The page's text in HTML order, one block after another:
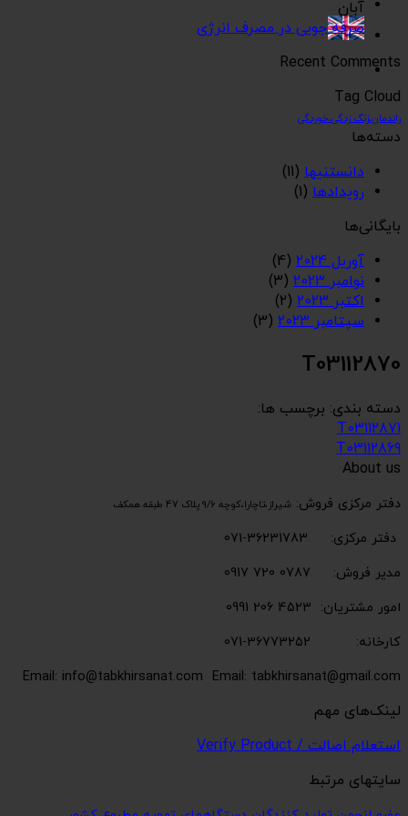
آبان
صرفه جویی در مصرف انرژی
Recent Comments
Tag Cloud
راندمان،زنگ زدگی،خوردگی
دسته‌ها
دانستنیها (11)
رویدادها (1)
بایگانی‌ها
آوریل 2024
(4)
نوامبر 2023
(3)
اکتبر 2023
(2)
سپتامبر 2023
(3)
T03112870
دسته بندی: برچسب ها:
T03112871
T03112869
About us
دفتر مرکزی فروش: شیراز،تاچارا،کوچه 9/6 پلاک 47 طبقه همکف
دفتر مرکزی: 36231783-071
مدیر فروش: 0787 720 0917
امور مشتریان: 4523 206 0991
کارخانه: 36773252-071
Email: info@tabkhirsanat.com Email: tabkhirsanat@gmail.com
لینک‌های مهم
استعلام اصالت / Verify Product
سایتهای مرتبط